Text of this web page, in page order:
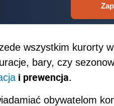
wszystkim kurorty
bary, czy
i prewencja.
obywatelom